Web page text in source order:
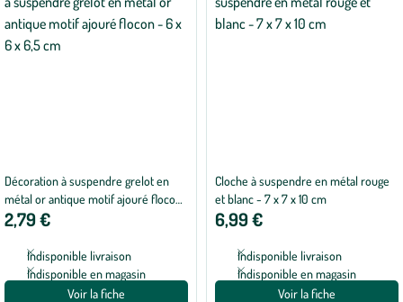
Décoration à suspendre grelot en
métal or antique motif ajouré flocon
- 6 x 6 x 6,5 cm
2,79 €
Indisponible livraison
Indisponible en magasin
Voir la fiche
Cloche à suspendre en métal rouge
et blanc - 7 x 7 x 10 cm
6,99 €
Indisponible livraison
Indisponible en magasin
Voir la fiche